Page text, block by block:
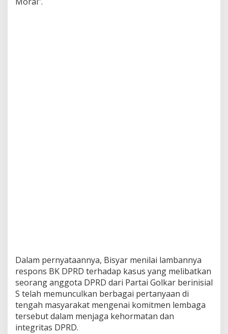
Dalam pernyataannya, Bisyar menilai lambannya
respons BK DPRD terhadap kasus yang melibatkan
seorang anggota DPRD dari Partai Golkar berinisial
S telah memunculkan berbagai pertanyaan di
tengah masyarakat mengenai komitmen lembaga
tersebut dalam menjaga kehormatan dan
integritas DPRD.